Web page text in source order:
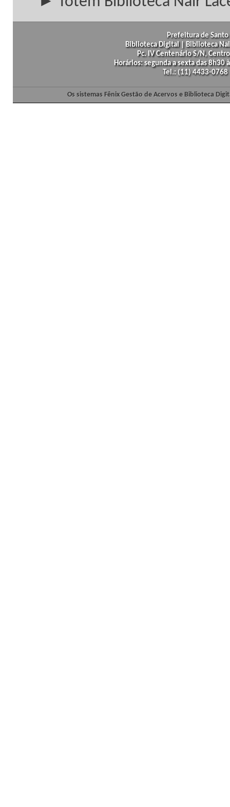
Prefeitura de
Biblioteca Digital | Biblioteca
Pc. IV Centenário S/N,
Horários: segunda a sexta das
Tel.: (11) 4433-
Os sistemas Fênix Gestão de Acervos e Biblioteca